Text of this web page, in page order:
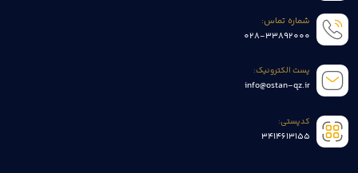
شماره تماس:
028-33892000
پست الکترونیک:
info@ostan-qz.ir
کدپستی:
3414613155